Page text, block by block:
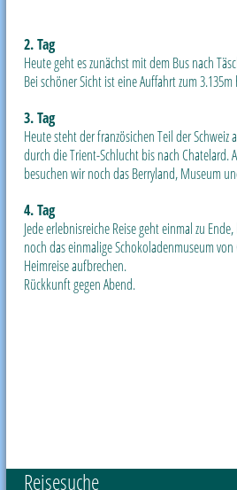
2. Tag
Heute geht es zunächst mit dem Bus nach
Bei schöner Sicht ist eine Auffahrt zum
3. Tag
Heute steht der französichen Teil der
durch die Trient-Schlucht bis nach
besuchen wir noch das Berryland, Museum
4. Tag
Jede erlebnisreiche Reise geht einmal zu
noch das einmalige Schokoladenmuseum
Heimreise aufbrechen.
Rückkunft gegen Abend.
Reisesuche